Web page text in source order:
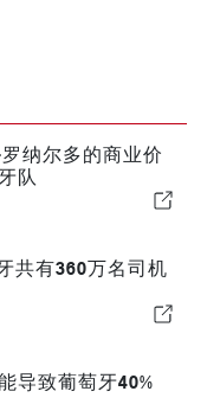
纳尔多的商业价
队
共有360万名司机
导致葡萄牙40%